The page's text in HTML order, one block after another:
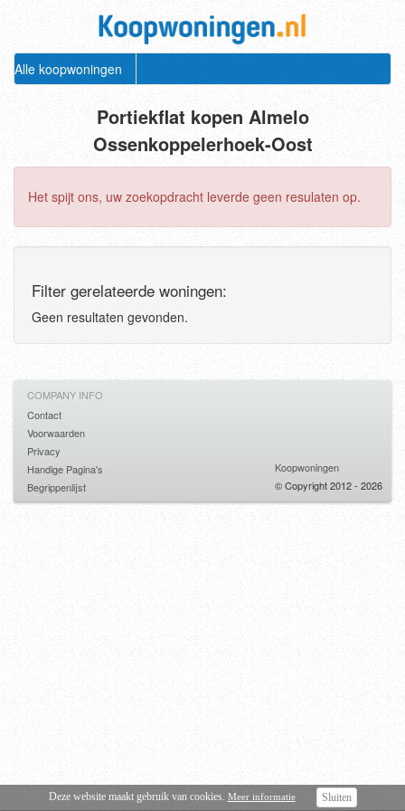
Alle koopwoningen
Portiekflat kopen Almelo
Ossenkoppelerhoek-Oost
Het spijt ons, uw zoekopdracht leverde geen resulaten op.
Filter gerelateerde woningen:
Geen resultaten gevonden.
Deze website maakt gebruik van cookies. Meer informatie Sluiten
COMPANY INFO
Contact
Voorwaarden
Privacy
Handige Pagina's
Begrippenlijst
Koopwoningen
© Copyright 2012 - 2026